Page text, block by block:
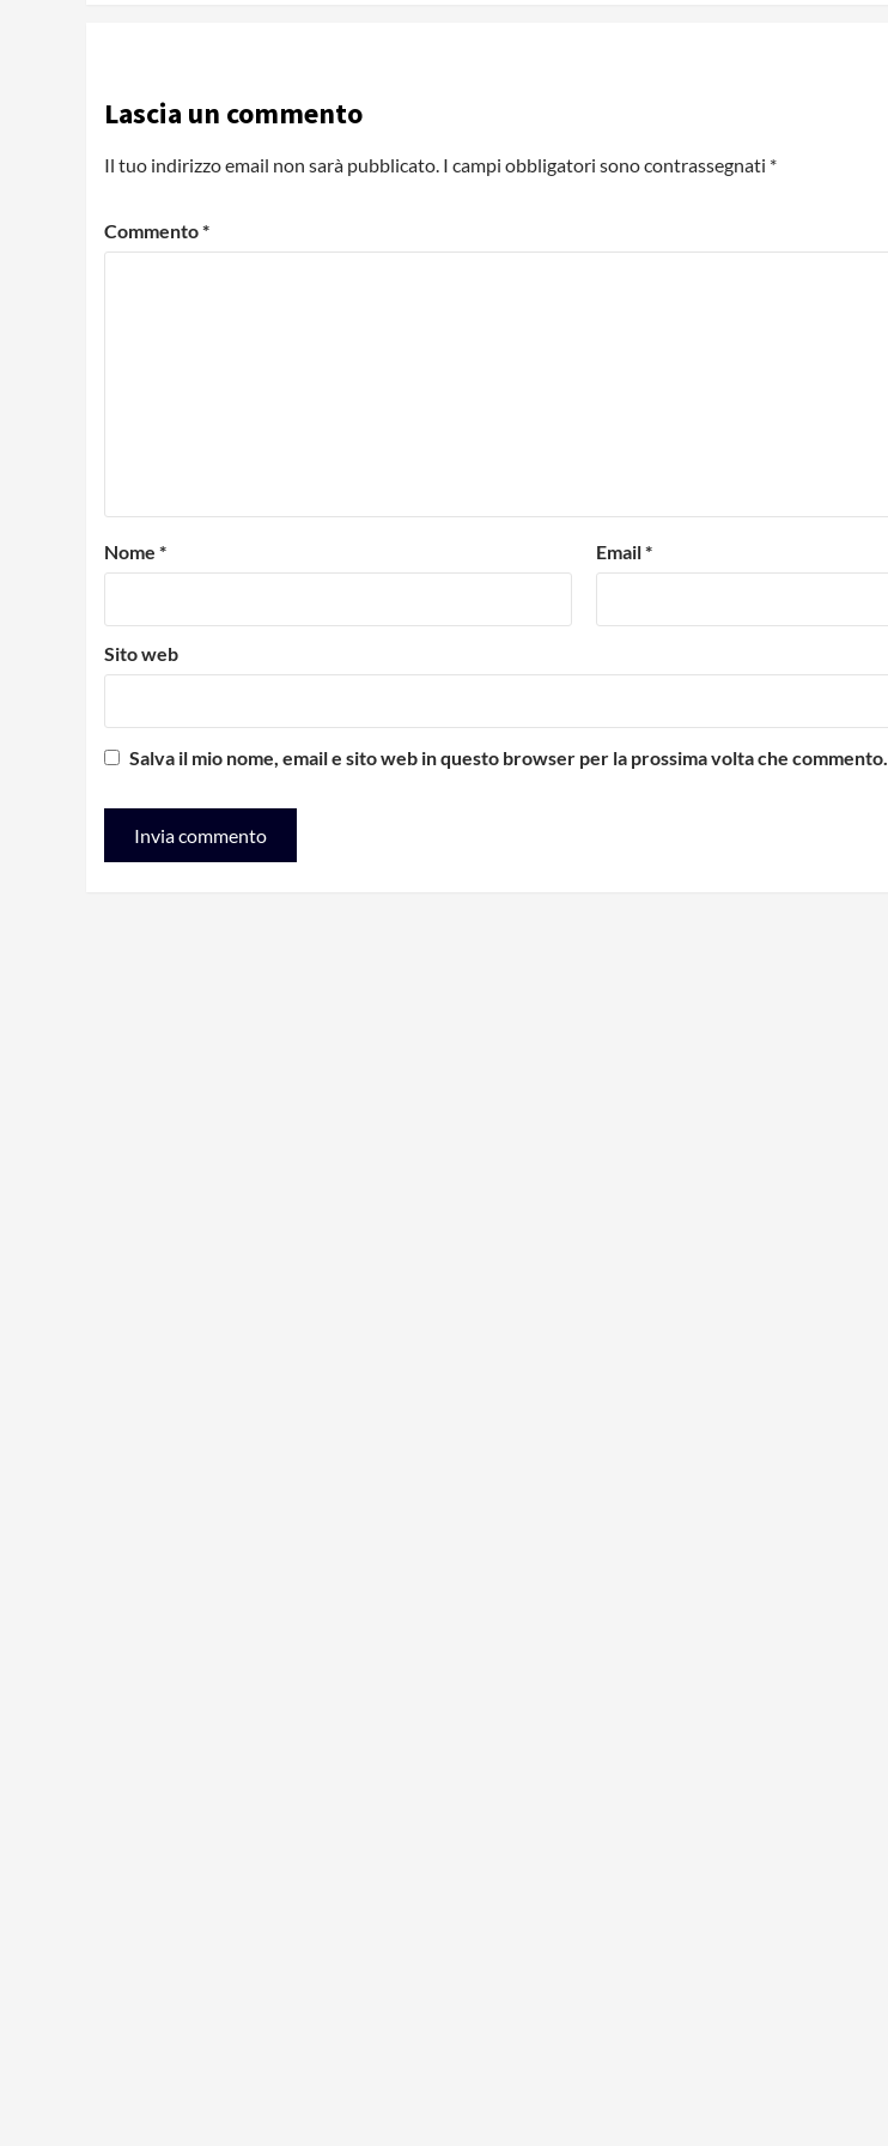
Lascia un commento
Il tuo indirizzo email non sarà pubblicato. I campi obbligatori sono contrassegnati *
Commento*
Nome * Email*
Sito web
Salva il mio nome, email e sito web in questo browser per la prossima volta che commento.